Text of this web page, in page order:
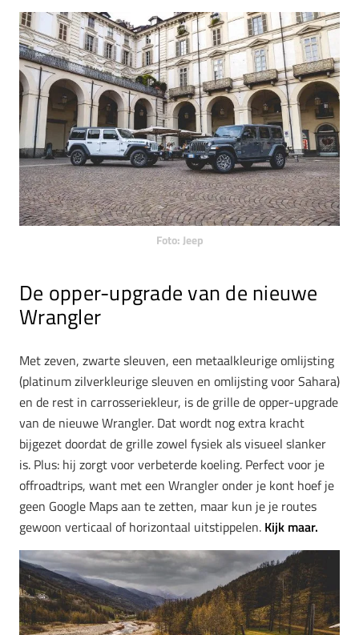
Foto: Jeep
De opper-upgrade van de nieuwe
Wrangler
Met zeven, zwarte sleuven, een metaalkleurige omlijsting
(platinum zilverkleurige sleuven en omlijsting voor Sahara)
en de rest in carrosseriekleur, is de grille de opper-upgrade
van de nieuwe Wrangler. Dat wordt nog extra kracht
bijgezet doordat de grille zowel fysiek als visueel slanker
is. Plus: hij zorgt voor verbeterde koeling. Perfect voor je
offroadtrips, want met een Wrangler onder je kont hoef je
geen Google Maps aan te zetten, maar kun je je routes
gewoon verticaal of horizontaal uitstippelen. Kijk maar.